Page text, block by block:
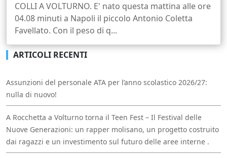
COLLI A VOLTURNO. E' nato questa mattina alle ore
04.08 minuti a Napoli il piccolo Antonio Coletta
Favellato. Con il peso di q...
ARTICOLI RECENTI
Assunzioni del personale ATA per l’anno scolastico 2026/27:
nulla di nuovo!
A Rocchetta a Volturno torna il Teen Fest – Il Festival delle
Nuove Generazioni: un rapper molisano, un progetto costruito
dai ragazzi e un investimento sul futuro delle aree interne .